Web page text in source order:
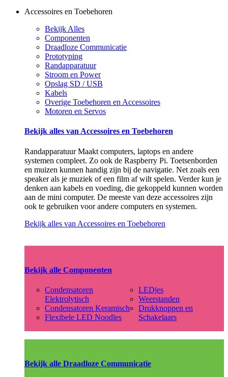
Accessoires en Toebehoren
Bekijk Alles
Componenten
Draadloze Communicatie
Prototyping
Randapparatuur
Stroom en Power
Opslag SD / USB
Kabels
Overige Toebehoren en Accessoires
Motoren en Servos
Bekijk alles van Accessoires en Toebehoren
Randapparatuur Maakt computers, laptops en andere
systemen compleet. Zo ook de Raspberry Pi. Toetsenborden
en muizen kunnen handig zijn bij de navigatie. Net zoals een
speaker als je muziek of een film af wilt spelen. Verder kun je
denken aan kabels en voeding, die gekoppeld kunnen worden
aan de mini computer. De meeste van deze accessoires zijn
ook te gebruiken voor andere computers en systemen.
Bekijk alles van Accessoires en Toebehoren
Bekijk alle Componenten
Condensatoren
Elektrolytisch
Condensatoren Keramisch
Flexibele LED Noodles
LEDjes
Weerstanden
Drukknoppen en
Schakelaars
Bekijk alle Draadloze Communicatie